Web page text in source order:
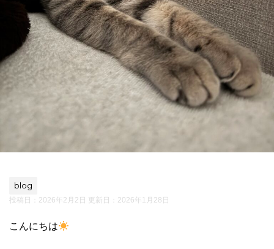
blog
投稿日：2026年2月2日 更新日： 2026年1月28日
こんにちは